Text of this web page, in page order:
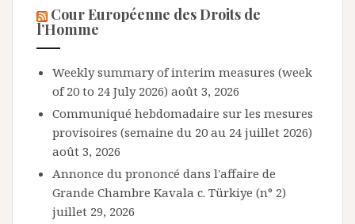
Cour Européenne des Droits de
l’Homme
Weekly summary of interim measures (week
of 20 to 24 July 2026) août 3, 2026
Communiqué hebdomadaire sur les mesures
provisoires (semaine du 20 au 24 juillet 2026)
août 3, 2026
Annonce du prononcé dans l'affaire de
Grande Chambre Kavala c. Türkiye (n° 2)
juillet 29, 2026